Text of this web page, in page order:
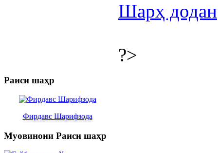
Шарҳ додан
?>
Раиси шаҳр
Фирдавс Шарифзода
Муовинони Раиси шаҳр